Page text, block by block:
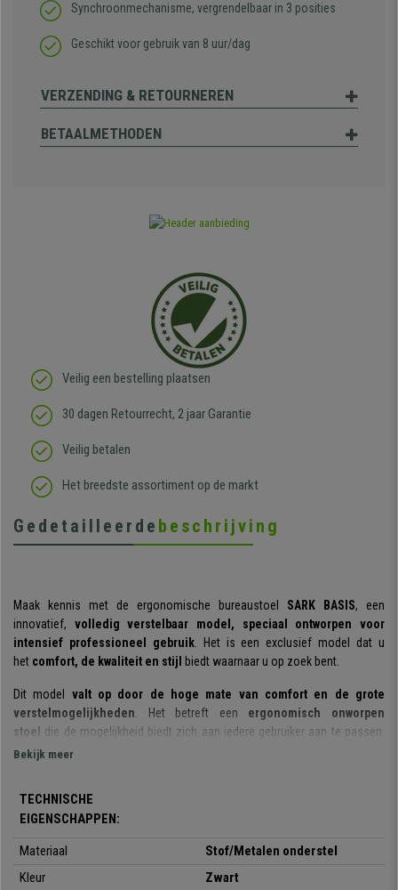
Synchroonmechanisme, vergrendelbaar in 3 posities
Geschikt voor gebruik van 8 uur/dag
VERZENDING & RETOURNEREN
BETAALMETHODEN
Veilig een bestelling plaatsen
30 dagen Retourrecht, 2 jaar Garantie
Veilig betalen
Het breedste assortiment op de markt
Gedetailleerde beschrijving
Maak kennis met de ergonomische bureaustoel SARK BASIS, een
innovatief, volledig verstelbaar model, speciaal ontworpen voor
intensief professioneel gebruik. Het is een exclusief model dat u
het comfort, de kwaliteit en stijl biedt waarnaar u op zoek bent.
Dit model valt op door de hoge mate van comfort en de grote
verstelmogelijkheden. Het betreft een ergonomisch onworpen
stoel die de mogelijkheid biedt zich aan iedere gebruiker aan te passen.
Hij beschikt over een
vinden.
eensynchroonmechanisme met balanssysteem. Dit mechanisme biedt
de mogelijkheid de stoel in 3 verschillende standen te vergrendelen of om
Bekijk meer
TECHNISCHE
EIGENSCHAPPEN:
Materiaal
Stof/Metalen onderstel
Kleur
Zwart